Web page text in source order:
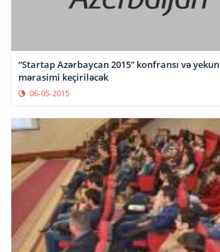
“Startap Azərbaycan 2015” konfransı və yekun təqdimat
mərasimi keçiriləcək
06-05-2015